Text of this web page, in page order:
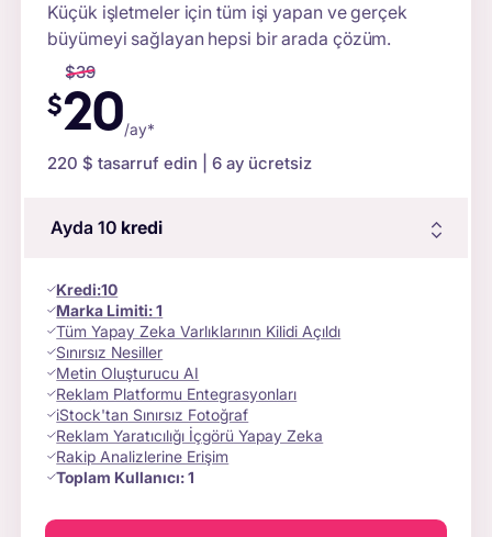
Küçük işletmeler için tüm işi yapan ve gerçek
büyümeyi sağlayan hepsi bir arada çözüm.
$39
$20/ay*
220 $ tasarruf edin | 6 ay ücretsiz
Ayda 10 kredi
Kredi:10
Marka Limiti:1
Tüm Yapay Zeka Varlıklarının Kilidi Açıldı
Sınırsız Nesiller
Metin Oluşturucu AI
Reklam Platformu Entegrasyonları
iStock'tan Sınırsız Fotoğraf
Reklam Yaratıcılığı İçgörü Yapay Zeka
Rakip Analizlerine Erişim
Toplam Kullanıcı:1